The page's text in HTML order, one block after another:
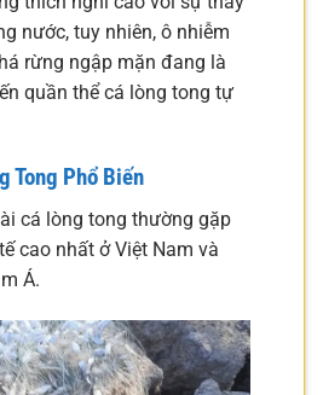
nước, tuy nhiên, ô nhiễm
rừng ngập mặn đang là
quần thể cá lòng tong tự
Tong Phổ Biến
cá lòng tong thường gặp
cao nhất ở Việt Nam và
Á.